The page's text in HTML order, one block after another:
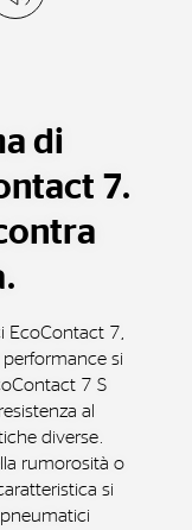
di
7.
EcoContact 7,
performance si
7 S
al
diverse.
rumorosità o
si